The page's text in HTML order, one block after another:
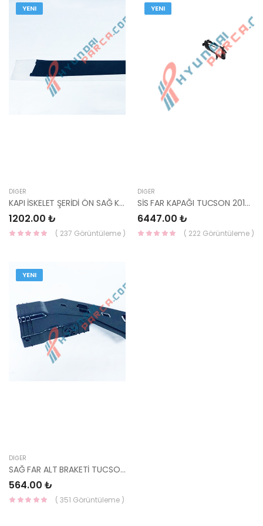
YENI
DIĞER
KAPI İSKELET ŞERİDİ ÖN SAĞ KAPI STİCKER BLUE 86373-0U000-HMC
1202.00 ₺
( 237 Görüntüleme )
YENI
DIĞER
SİS FAR KAPAĞI TUCSON 2018 SAĞ 86526-D7530-HMC
6447.00 ₺
( 222 Görüntüleme )
YENI
DIĞER
SAĞ FAR ALT BRAKETİ TUCSON 2015- 86552-D7000-YS
564.00 ₺
( 351 Görüntüleme )